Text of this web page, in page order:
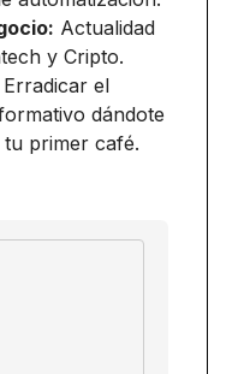
Actualidad
y Cripto.
Erradicar el
dándote
tu primer café.